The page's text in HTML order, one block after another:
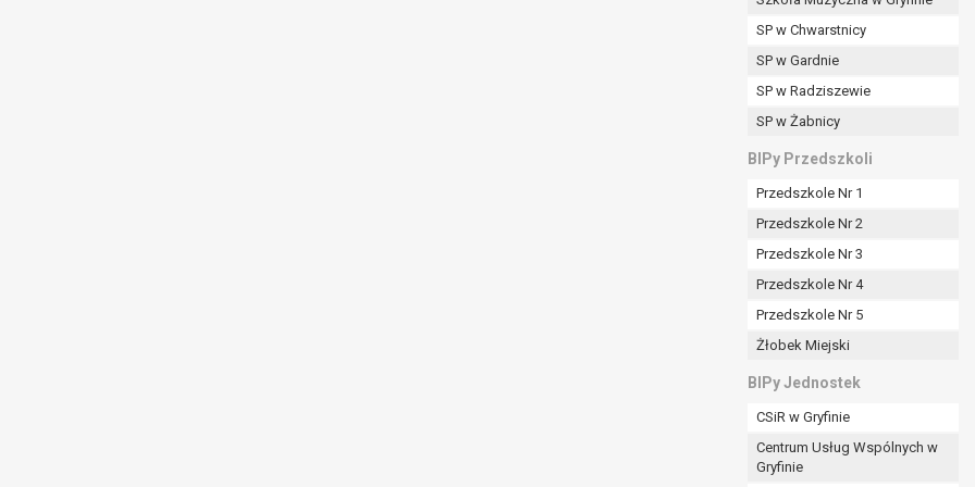
SP w Chwarstnicy
SP w Gardnie
SP w Radziszewie
SP w Żabnicy
BIPy Przedszkoli
Przedszkole Nr 1
Przedszkole Nr 2
Przedszkole Nr 3
Przedszkole Nr 4
Przedszkole Nr 5
Żłobek Miejski
BIPy Jednostek
CSiR w Gryfinie
Centrum Usług Wspólnych w
Gryfinie
art. 16 RODO,
prawo do bycia zapomnianym) na podstawie art. 17 RODO, w przypadku gdy:
były zebrane lub w inny sposób przetwarzane,
na przetwarzanie danych osobowych, która jest podstawą przetwarzania danych i nie ma innej podstawy prawnej
z prawem,
się z obowiązku wynikającego z przepisów prawa;
danych osobowych – na okres pozwalający administratorowi sprawdzić prawidłowość tych danych,
celów, ale osoba, której dane dotyczą, potrzebuje ich do ustalenia, obrony lub dochodzenia roszczeń,
wobec przetwarzania danych - do czasu ustalenia czy prawnie uzasadnione podstawy po stronie administratora są
RODO, w przypadku gdy łącznie spełnione są następujące przesłanki:
umowy zawartej z osobą, której dane dotyczą lub na podstawie zgody wyrażonej przez tą osobę,
art. 21 RODO, wobec przetwarzania danych osobowych, którego podstawą prawną jest: